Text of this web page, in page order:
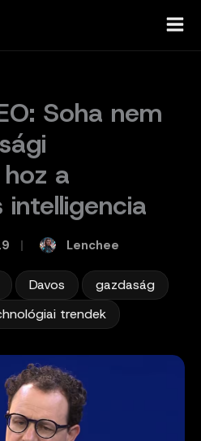
Soha nem
a
intelligencia
Lenchee
Davos gazdaság
trendek